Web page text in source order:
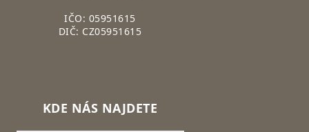
IČO: 05951615
DIČ: CZ05951615
KDE NÁS NAJDETE